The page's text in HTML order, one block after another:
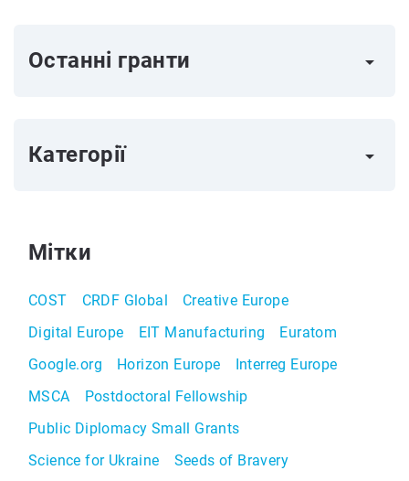
Останні гранти arrow_right
Категорії arrow_right
Мітки
COST CRDF Global
Creative Europe
Digital Europe
EIT Manufacturing
Euratom
Google.org
Horizon Europe
Interreg Europe
MSCA
Postdoctoral Fellowship
Public Diplomacy Small Grants
Science for Ukraine
Seeds of Bravery